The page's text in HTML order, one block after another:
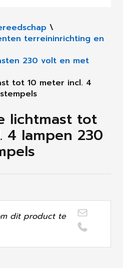
\
terreininrichting en
230 volt en met
tot 10 meter incl. 4
lichtmast tot
4 lampen 230
dit product te